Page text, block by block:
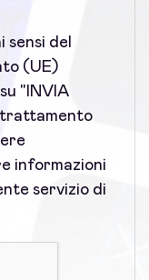
sensi del
(UE)
"INVIA
trattamento
informazioni
servizio di